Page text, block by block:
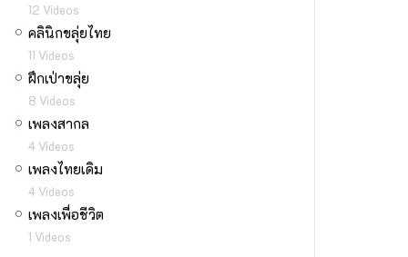
12 Videos
คลินิกขลุ่ยไทย
11 Videos
ฝึกเป่าขลุ่ย
8 Videos
เพลงสากล
4 Videos
เพลงไทยเดิม
4 Videos
เพลงเพื่อชีวิต
1 Videos